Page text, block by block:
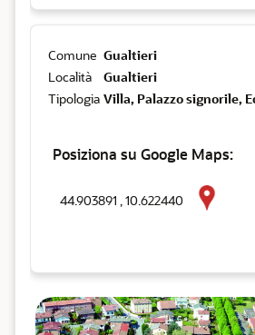
Comune Gualtieri
Località
Gualtieri
Tipologia Villa, Palazzo signorile,
Posiziona su Google Maps:
44.903891 , 10.622440